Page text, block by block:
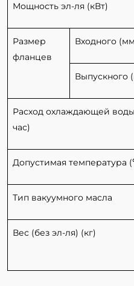
Мощность эл-ля (кВт)
Размер
фланцев
Входного (мм
Выпускного
Расход охлаждающей
час)
Допустимая температура
Тип вакуумного масла
Вес (без эл-ля) (кг)